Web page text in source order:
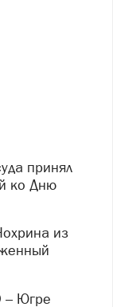
ко Дню